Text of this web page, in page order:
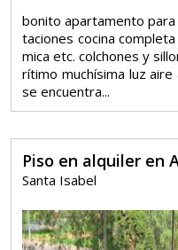
bonito apartamento para
taciones cocina
mica etc. colchones y
rítimo muchísima luz
se encuentra...
Piso en alquiler en
Santa Isabel